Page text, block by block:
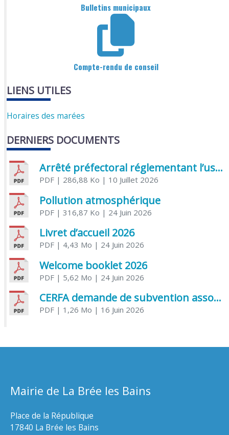
Bulletins municipaux
Compte-rendu de conseil
LIENS UTILES
Horaires des marées
DERNIERS DOCUMENTS
Arrêté préfectoral réglementant l’usage de l’eau
PDF| 286,88 Ko | 10 Juillet 2026
Pollution atmosphérique
PDF| 316,87 Ko | 24 Juin 2026
Livret d’accueil 2026
PDF| 4,43 Mo | 24 Juin 2026
Welcome booklet 2026
PDF| 5,62 Mo | 24 Juin 2026
CERFA demande de subvention association
PDF| 1,26 Mo | 16 Juin 2026
Mairie de La Brée les Bains
Place de la République
17840 La Brée les Bains